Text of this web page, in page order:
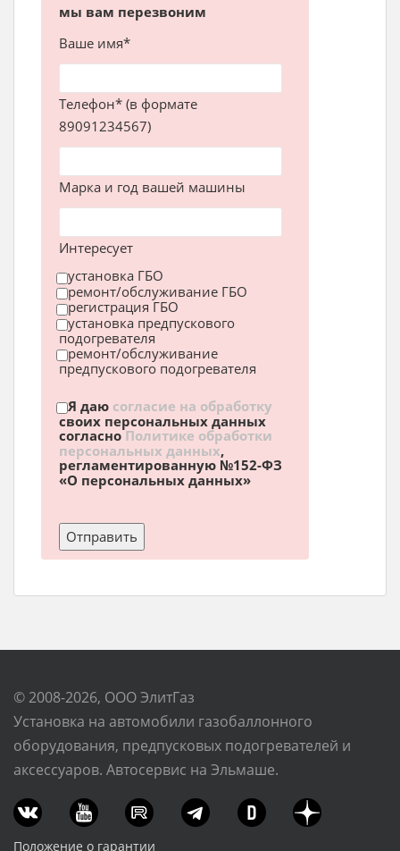
мы вам перезвоним
Ваше имя*
Телефон* (в формате
89091234567)
Марка и год вашей машины
Интересует
установка ГБО
ремонт/обслуживание ГБО
регистрация ГБО
установка предпускового
подогревателя
ремонт/обслуживание
предпускового подогревателя
Я даю согласие на обработку
своих персональных данных
согласноПолитике обработки
персональных данных,
регламентированную №152-ФЗ
«О персональных данных»
© 2008-2026, ООО ЭлитГаз
Установка на автомобили газобаллонного
оборудования, предпусковых подогревателей и
аксессуаров. Автосервис на Эльмаше.
Положение о гарантии